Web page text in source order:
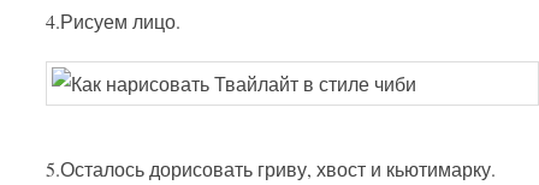
4.Рисуем лицо.
5.Осталось дорисовать гриву, хвост и кьютимарку.